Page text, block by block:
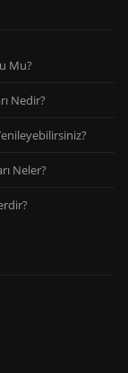
Mu?
Nedir?
Neler?